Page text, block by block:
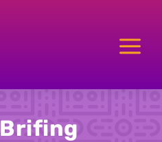
a
Brifing